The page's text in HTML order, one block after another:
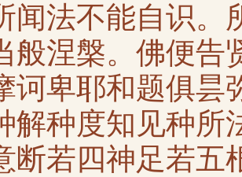
闻法不能自识。
般涅槃。佛便告
诃卑耶和题俱昙
解种度知见种所
断若四神足若五